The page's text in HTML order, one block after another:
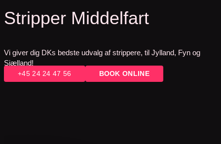
Stripper Middelfart
Vi giver dig DKs bedste udvalg af strippere, til Jylland, Fyn og
Sjælland!
+45 24 24 47 56 BOOK ONLINE